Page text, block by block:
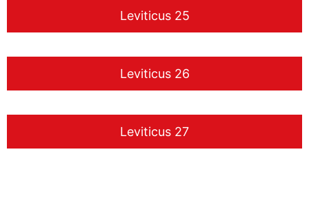
Leviticus 25
Leviticus 26
Leviticus 27